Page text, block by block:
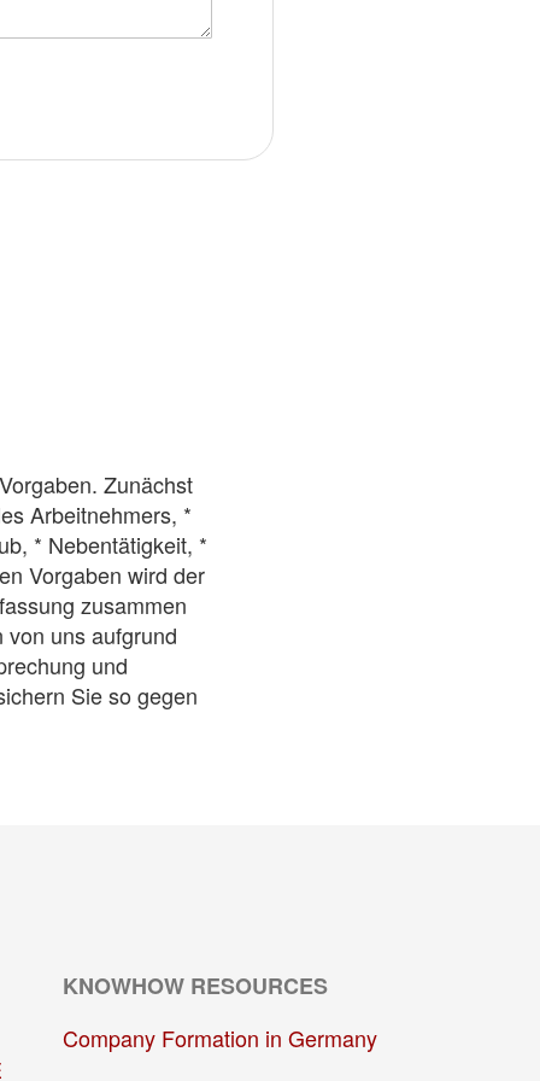
Zunächst
Arbeitnehmers, *
* Nebentätigkeit, *
Vorgaben wird der
zusammen
uns aufgrund
und
Sie so gegen
KNOWHOW RESOURCES
Company Formation in Germany